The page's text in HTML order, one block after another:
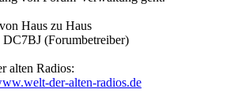
Haus zu Haus
DC7BJ (Forumbetreiber)
alten Radios:
der-alten-radios.de